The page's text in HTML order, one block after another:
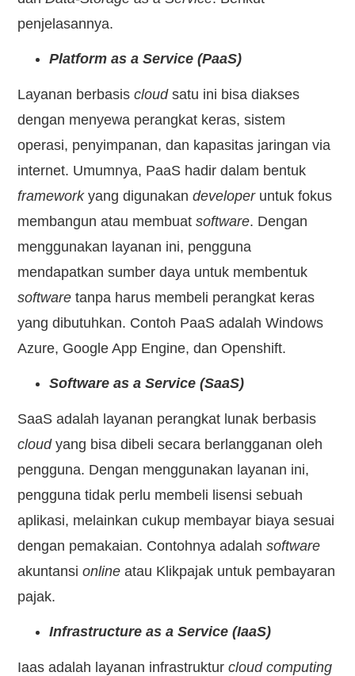
penjelasannya.
Platform as a Service (PaaS)
Layanan berbasiscloudsatu ini bisa diakses
dengan menyewa perangkat keras, sistem
operasi, penyimpanan, dan kapasitas jaringan via
internet. Umumnya, PaaS hadir dalam bentuk
frameworkyang digunakandeveloperuntuk fokus
membangun atau membuatsoftware. Dengan
menggunakan layanan ini, pengguna
mendapatkan sumber daya untuk membentuk
software tanpa harus membeli perangkat keras
yang dibutuhkan. Contoh PaaS adalah Windows
Azure, Google App Engine, dan Openshift.
Software as a Service (SaaS)
SaaS adalah layanan perangkat lunak berbasis
cloudyang bisa dibeli secara berlangganan oleh
pengguna. Dengan menggunakan layanan ini,
pengguna tidak perlu membeli lisensi sebuah
aplikasi, melainkan cukup membayar biaya sesuai
dengan pemakaian. Contohnya adalahsoftware
akuntansionline atau Klikpajak untuk pembayaran
pajak.
Infrastructure as a Service (IaaS)
Iaas adalah layanan infrastrukturcloud computing